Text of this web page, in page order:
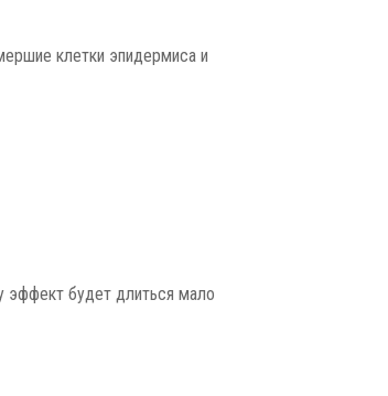
клетки эпидермиса и
эффект будет длиться мало